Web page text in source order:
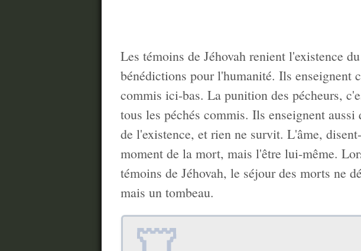
Les témoins de Jéhovah renient l'existence
bénédictions pour l'humanité. Ils enseignent
commis ici-bas. La punition des pécheurs,
tous les péchés commis. Ils enseignent
de l'existence, et rien ne survit. L'âme,
moment de la mort, mais l'être lui-même.
témoins de Jéhovah, le séjour des morts ne
mais un tombeau.